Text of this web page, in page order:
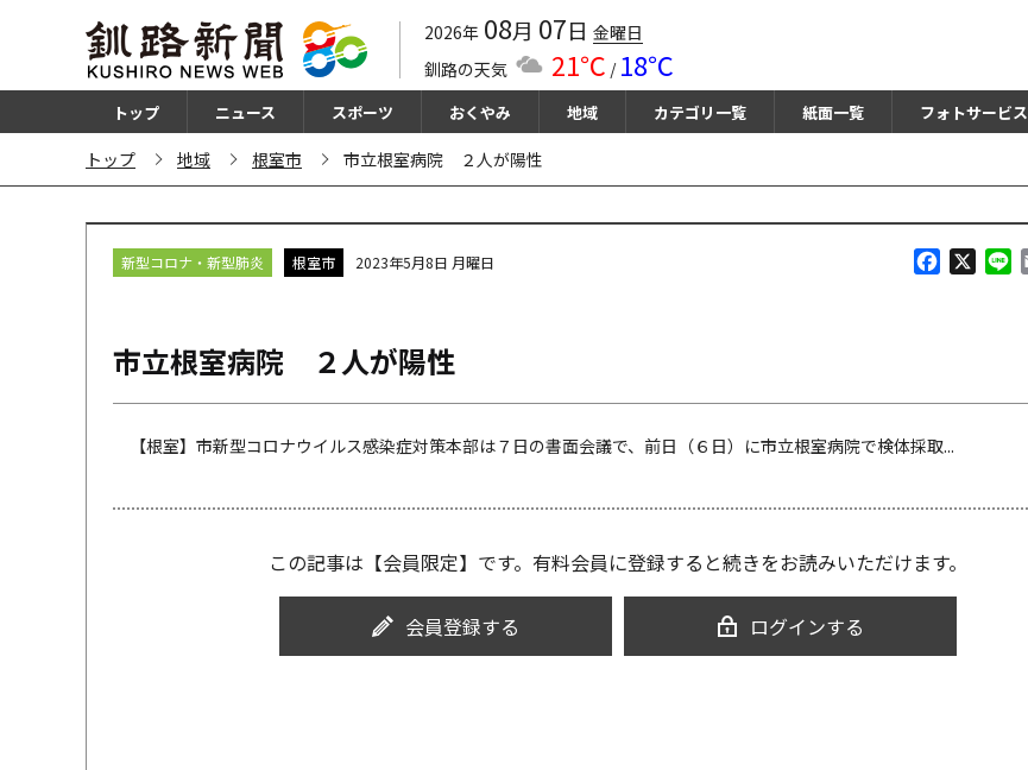
2026年 08月 07日 金曜日
釧路の天気
21℃ / 18℃
トップ ニュース スポーツ おくやみ 地域 カテゴリ一覧 紙面一覧 フォトサービス
トップ 地域 根室市 市立根室病院 ２人が陽性
k
新型コロナ・新型肺炎 根室市 2023年5月8日 月曜日
市立根室病院 ２人が陽性
【根室】市新型コロナウイルス感染症対策本部は７日の書面会議で、前日（６日）に市立根室病院で検体採取...
この記事は【会員限定】です。有料会員に登録すると続きをお読みいただけます。
会員登録する ログインする